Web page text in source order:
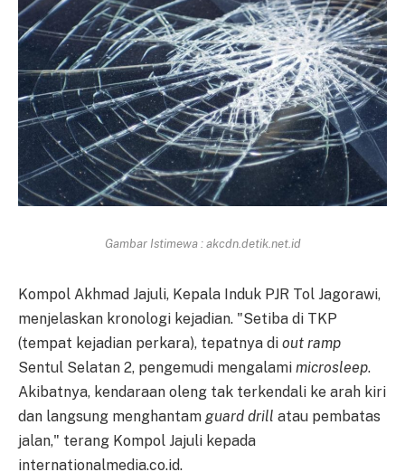
Gambar Istimewa : akcdn.detik.net.id
Kompol Akhmad Jajuli, Kepala Induk PJR Tol Jagorawi,
menjelaskan kronologi kejadian. "Setiba di TKP
(tempat kejadian perkara), tepatnya di out ramp
Sentul Selatan 2, pengemudi mengalami microsleep.
Akibatnya, kendaraan oleng tak terkendali ke arah kiri
dan langsung menghantam guard drill atau pembatas
jalan," terang Kompol Jajuli kepada
internationalmedia.co.id.